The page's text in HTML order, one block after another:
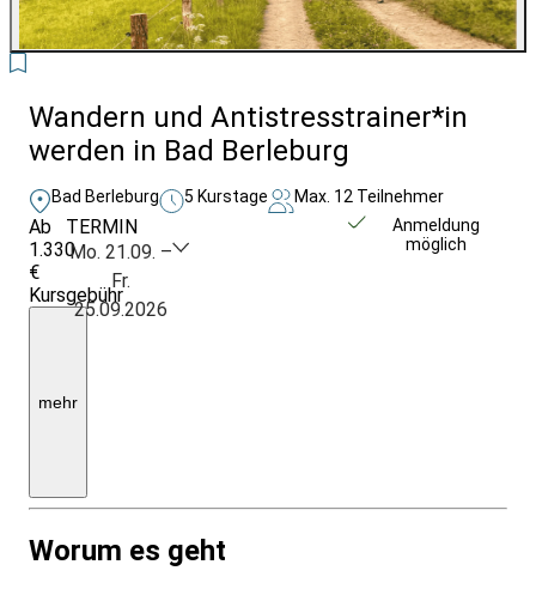
Wandern und Antistresstrainer*in
werden in Bad Berleburg
Bad Berleburg 5 Kurstage Max. 12 Teilnehmer
Ab
1.330
€
Kursgebühr
inkl.
Unterkunft
mit
mehr
TERMIN
Mo. 21.09. –
Fr.
25.09.2026
Anmeldung
möglich
Worum es geht